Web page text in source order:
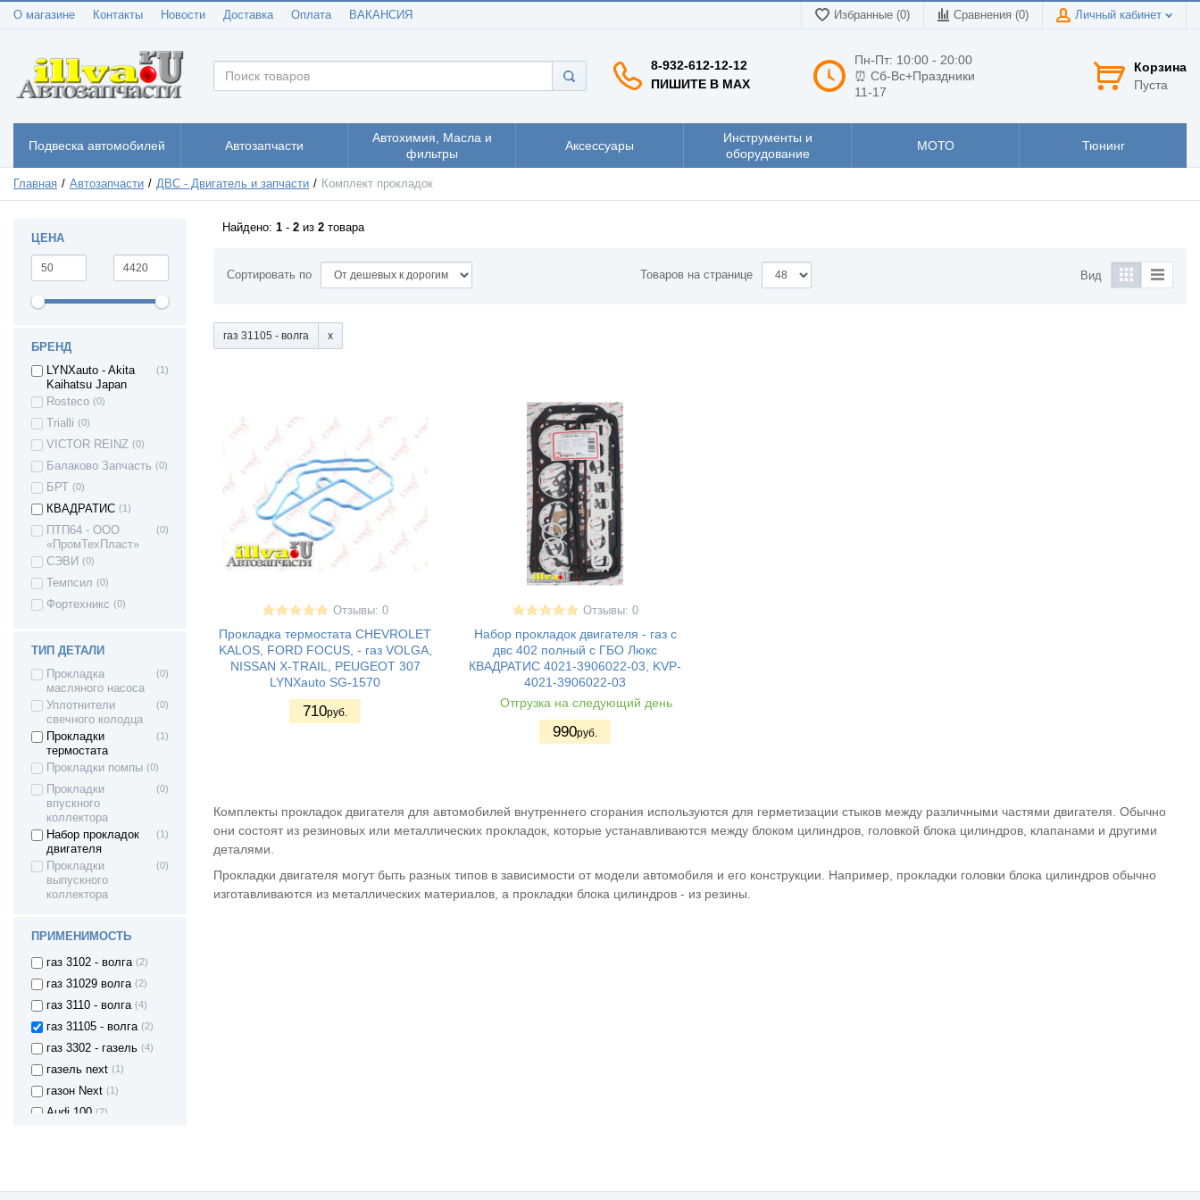
О магазине Контакты Новости Доставка Оплата ВАКАНСИЯ Избранные (0) Сравнения (0) Личный кабинет
8-932-612-12-12
ПИШИТЕ В MAX
Пн-Пт: 10:00 - 20:00
⏰ Сб-Вс+Праздники
11-17
Корзина
Пуста
Подвеска автомобилей Автозапчасти
Автохимия, Масла и
фильтры
Аксессуары
Инструменты и
оборудование
МОТО Тюнинг
Главная Автозапчасти ДВС - Двигатель и запчасти Комплект прокладок
ЦЕНА
БРЕНД
LYNXauto - Akita
Kaihatsu Japan
(1)
Rosteco (0)
Trialli (0)
VICTOR REINZ (0)
Балаково Запчасть (0)
БРТ (0)
КВАДРАТИС (1)
ПТП64 - ООО
«ПромТехПласт»
(0)
СЭВИ (0)
Темпсил (0)
Фортехникс (0)
ТИП ДЕТАЛИ
Прокладка
масляного насоса
(0)
Уплотнители
свечного колодца
(0)
Прокладки
термостата
(1)
Прокладки помпы (0)
Прокладки
впускного
коллектора
(0)
Набор прокладок
двигателя
(1)
Прокладки
выпускного
коллектора
(0)
ПРИМЕНИМОСТЬ
Спутник/ Самара1
ВАЗ 21099 - Лада/
Самара1
(9)
ВАЗ 2113 - Лада
Самара II 3дв.
(6)
Самара II 5дв.
ВАЗ 2115 - Лада
Самара II седан
(6)
ВАЗ 2111 - Лада
111
ВАЗ 2112 - Лада
ВАЗ 2170 -
(13)
Приора премьер
ВАЗ 2171 - Приора
универсал
(8)
ВАЗ 2172 - Приора
ВАЗ 21728 -
Приора купе
ВАЗ 2190 - Гранта
седан
ВАЗ 21928 - Kalina
II Kross
Гранта седан
(Sport)
ВАЗ 2191 - Гранта
хетчбек (лифтбек)
ВАЗ 2192 - Kalina
II Хэтчбек
Granta FL (2194)
Cross
ВАЗ 1111 - Ока
I универсал
Калина I седан
ВАЗ 1119 - Калина
I хетчбек
ВАЗ 11198 -
Калина I спорт
(5)
ВАЗ 2180 - Lada
Vesta (Лада
Веста)
Lada Largus -
Ларгус
(3)
газ 2410 - волга
газ 2705 - газель
газ 3102 - волга (2)
газ 31029 волга (2)
газ 3110 - волга (4)
газ 31105 - волга (2)
газ 3302 - газель (4)
газель next (1)
газон Next (1)
Audi 100 (2)
Найдено: 1 - 2 из 2 товара
Сортировать по Товаров на странице Вид
газ 31105 - волга
Отзывы: 0
Прокладка термостата CHEVROLET
KALOS, FORD FOCUS, - газ VOLGA,
NISSAN X-TRAIL, PEUGEOT 307
LYNXauto SG-1570
710руб.
Отзывы: 0
Набор прокладок двигателя - газ с
двс 402 полный с ГБО Люкс
КВАДРАТИС 4021-3906022-03, KVP-
4021-3906022-03
Отгрузка на следующий день
990руб.
Комплекты прокладок двигателя для автомобилей внутреннего сгорания используются для герметизации стыков между различными частями двигателя. Обычно
они состоят из резиновых или металлических прокладок, которые устанавливаются между блоком цилиндров, головкой блока цилиндров, клапанами и другими
деталями.
Прокладки двигателя могут быть разных типов в зависимости от модели автомобиля и его конструкции. Например, прокладки головки блока цилиндров обычно
изготавливаются из металлических материалов, а прокладки блока цилиндров - из резины.